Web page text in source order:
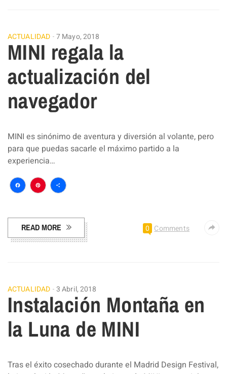
ACTUALIDAD 7 Mayo, 2018
MINI regala la
actualización del
navegador
MINI es sinónimo de aventura y diversión al volante, pero
para que puedas sacarle el máximo partido a la
experiencia…
Facebook
Pinterest
Compartir
READ MORE 0 Comments
ACTUALIDAD 3 Abril, 2018
Instalación Montaña en
la Luna de MINI
Tras el éxito cosechado durante el Madrid Design Festival,